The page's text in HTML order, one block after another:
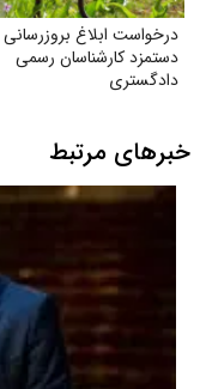
درخواست ابلاغ بروز‌رسانی
دستمزد کارشناسان رسمی
دادگستری
خبرهای مرتبط